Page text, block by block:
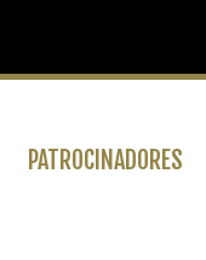
PATROCINADORES